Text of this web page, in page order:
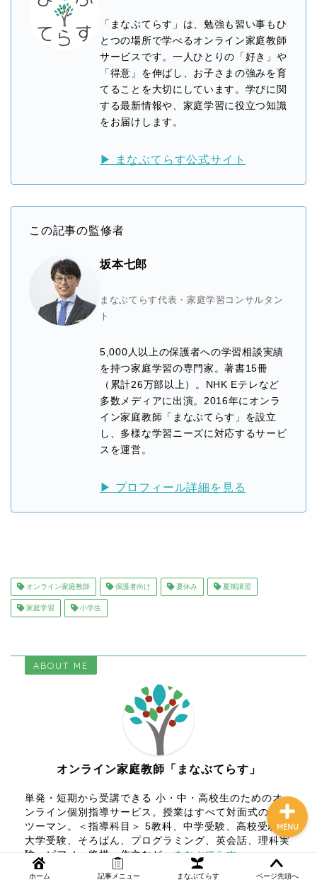
「まなぶてらす」は、勉強も習い事もひ
とつの場所で学べるオンライン家庭教師
サービスです。一人ひとりの「好き」や
「得意」を伸ばし、お子さまの強みを育
てることを大切にしています。学びに関
する最新情報や、家庭学習に役立つ知識
をお届けします。
▶ まなぶてらす公式サイト
この記事の監修者
坂本七郎
まなぶてらす代表・家庭学習コンサルタン
ト
5,000人以上の保護者への学習相談実績
を持つ家庭学習の専門家。著書15冊
（累計26万部以上）。NHK Eテレなど
多数メディアに出演。2016年にオンラ
イン家庭教師「まなぶてらす」を設立
し、多様な学習ニーズに対応するサービ
スを運営。
▶ プロフィール詳細を見る
オンライン家庭教師 保護者向け 夏休み 夏期講習
家庭学習 小学生
ABOUT ME
オンライン家庭教師「まなぶてらす」
単発・短期から受講できる 小・中・高校生のためのオ
ンライン個別指導サービス。授業はすべて対面式のマン
ツーマン。＜指導科目＞ 5教科、中学受験、高校受験、
大学受験、そろばん、プログラミング、英会話、理科実
験、ピアノ、将棋、作文など。
まなぶてらす
ホーム 記事メニュー まなぶてらす ページ先頭へ
MENU